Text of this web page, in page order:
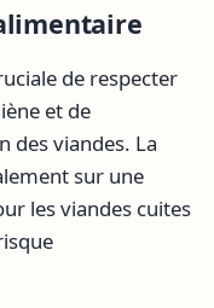
de respecter
et de
des viandes. La
sur une
les viandes cuites